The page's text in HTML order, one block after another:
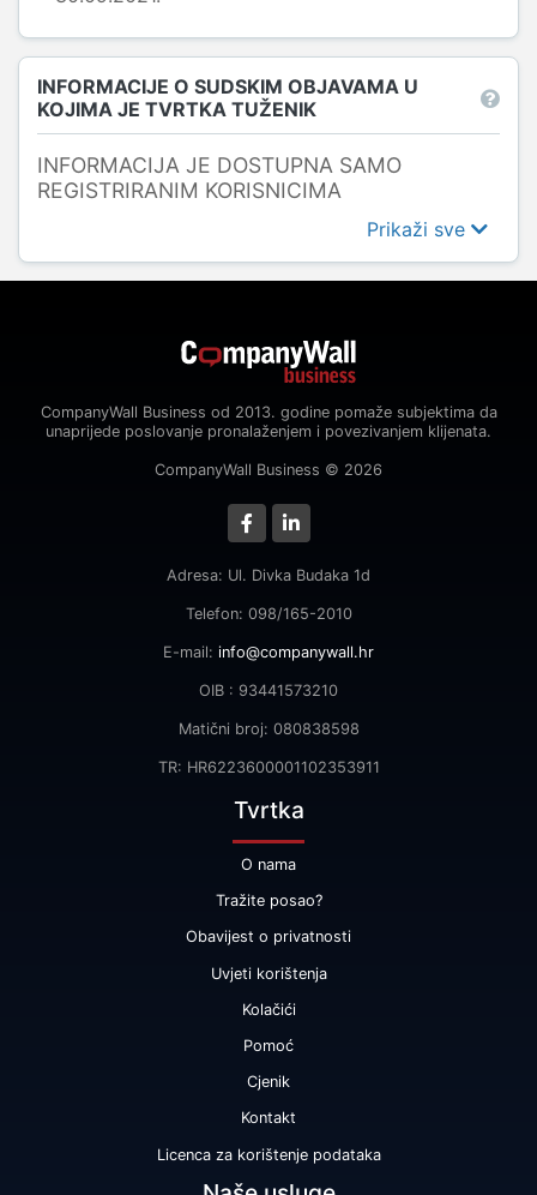
INFORMACIJE O SUDSKIM OBJAVAMA U
KOJIMA JE TVRTKA TUŽENIK
INFORMACIJA JE DOSTUPNA SAMO
REGISTRIRANIM KORISNICIMA
Prikaži sve
CompanyWall Business od 2013. godine pomaže subjektima da
unaprijede poslovanje pronalaženjem i povezivanjem klijenata.
CompanyWall Business © 2026
Adresa: Ul. Divka Budaka 1d
Telefon: 098/165-2010
E-mail: info@companywall.hr
OIB : 93441573210
Matični broj: 080838598
TR: HR6223600001102353911
Tvrtka
O nama
Tražite posao?
Obavijest o privatnosti
Uvjeti korištenja
Kolačići
Pomoć
Cjenik
Kontakt
Licenca za korištenje podataka